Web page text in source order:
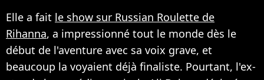
Elle a fait le show sur Russian Roulette de
Rihanna, a impressionné tout le monde dès le
début de l'aventure avec sa voix grave, et
beaucoup la voyaient déjà finaliste. Pourtant, l'ex-